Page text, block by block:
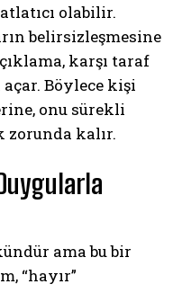
olabilir.
belirsizleşmesine
karşı taraf
Böylece kişi
onu sürekli
kalır.
ama bu bir
“hayır”